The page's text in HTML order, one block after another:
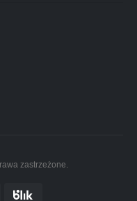
zastrzeżone.